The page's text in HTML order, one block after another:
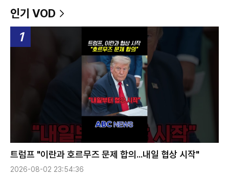
인기 VOD
1
트럼프 "이란과 호르무즈 문제 합의...내일 협상 시작"
2026-08-02 23:54:36